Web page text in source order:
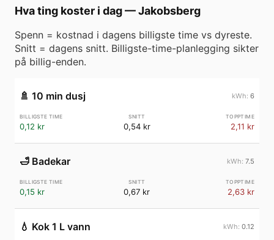
Hva ting koster i dag—Jakobsberg
Spenn = kostnad i dagens billigste time vs dyreste.
Snitt = dagens snitt. Billigste-time-planlegging sikter
på billig-enden.
🚿 10 min dusj 6
0,12 kr 0,54 kr 2,11 kr
🛁 Badekar 7.5
0,15 kr 0,67 kr 2,63 kr
💧 Kok 1 L vann 0.12